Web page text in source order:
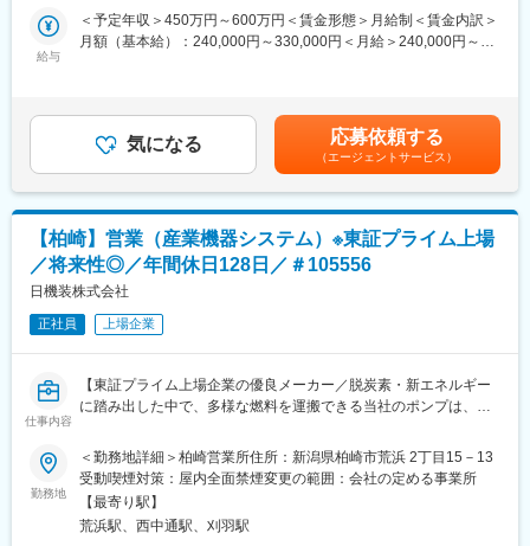
病院・クリニックを中心に販売しております。
～具体的には～
のために代理店と密にコミュニケーションを取り、協働しなが
ら、リプレイス情報や病院情報を得て、クライアントを紹介して
■業務の特徴：
・製品力も高く、品質の高さをPRして顧客に貢献する事ができま
す。
・シスメックスの営業担当や技術者など多くの関係各者と連携し
ながら情報収集が必要です。クライアントは院長といった経営層
になるため、細やかなフォロー、論理的な対話と難易度の高い営
業となりますが、「関係構築力や推進力、折衝力」などの多くの
力を身につけることができます。
朝、夕は代理店に訪問、午後に主に施設へ訪問し、ご自宅を拠点
に直行直帰。週の一日程度は内勤をし、事務手処理を進めます。
立ち合いはなし、緊急の呼び出しなどはほぼありません。
なお、シスメックスの営業担当は大手病院向けの販売体制をとっ
給与
＜予定年収＞450万円～600万円＜賃金形態＞月給制＜賃金内訳＞
月額（基本給）：240,000円～330,000円＜月給＞240,000円～
す。月給(月額)は固定手当を含めた表記です。
気になる 応募依頼する
（エージェントサービス）
【柏崎】営業（産業機器システム）※東証プライム上場
／将来性◎／年間休日128日／＃105556
日機装株式会社
正社員 上場企業
仕事内容
【東証プライム上場企業の優良メーカー／脱炭素・新エネルギー
に踏み出した中で、多様な燃料を運搬できる当社のポンプは、時
性抜群です】
当社インダストリアル事業本部でシステム製品（発電所向けシス
テム等）の営業活動をお任せします。
勤務地
＜勤務地詳細＞柏崎営業所住所：新潟県柏崎市荒浜 2丁目15－13
受動喫煙対策：屋内全面禁煙変更の範囲：会社の定める事業所
【最寄り駅】
荒浜駅、西中通駅、刈羽駅